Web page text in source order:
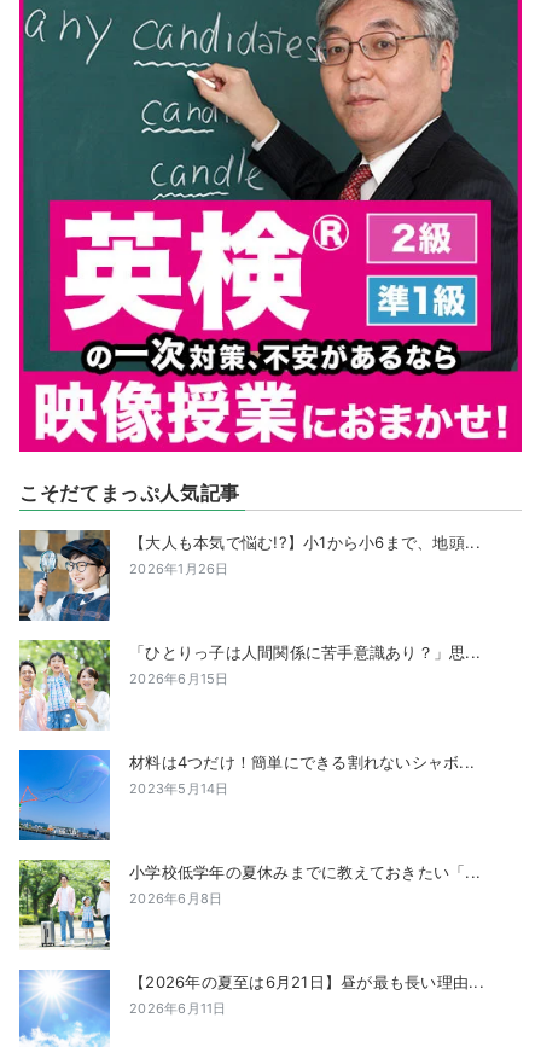
こそだてまっぷ人気記事
【大人も本気で悩む!?】小1から小6まで、地頭...
2026年1月26日
「ひとりっ子は人間関係に苦手意識あり？」思...
2026年6月15日
材料は4つだけ！簡単にできる割れないシャボ...
2023年5月14日
小学校低学年の夏休みまでに教えておきたい「...
2026年6月8日
【2026年の夏至は6月21日】昼が最も長い理由...
2026年6月11日